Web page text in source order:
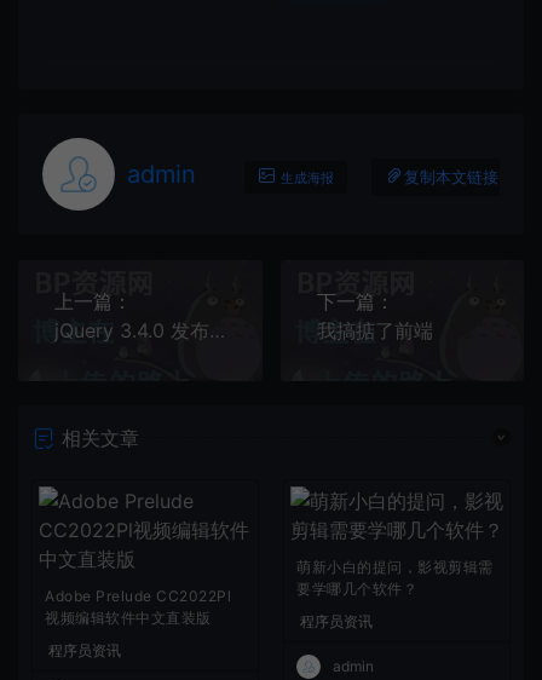
admin 生成海报 复制本文链接
上一篇：
jQuery 3.4.0 发布！全力准备 jQuery 4.0：15篇前端热文回看
下一篇：
我搞掂了前端
相关文章
Adobe Prelude CC2022Pl
视频编辑软件中文直装版
程序员资讯
萌新小白的提问，影视剪辑需
要学哪几个软件？
程序员资讯
admin